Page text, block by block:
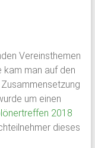
Vereinsthemen
kam man auf den
um einen
2018
dieses